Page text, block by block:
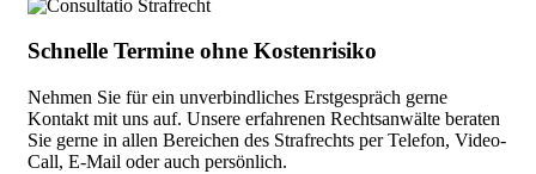
Schnelle Termine ohne Kostenrisiko
Nehmen Sie für ein unverbindliches Erstgespräch gerne
Kontakt mit uns auf. Unsere erfahrenen Rechtsanwälte beraten
Sie gerne in allen Bereichen des Strafrechts per Telefon, Video-
Call, E-Mail oder auch persönlich.